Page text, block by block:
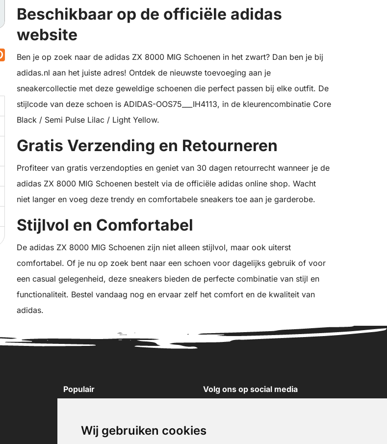
Wij gebruiken cookies
Beschikbaar op de officiële adidas
website
Ben je op zoek naar de adidas ZX 8000 MIG Schoenen in het zwart? Dan ben je bij
adidas.nl aan het juiste adres! Ontdek de nieuwste toevoeging aan je
sneakercollectie met deze geweldige schoenen die perfect passen bij elke outfit. De
stijlcode van deze schoen is ADIDAS-OOS75___IH4113, in de kleurencombinatie Core
Black / Semi Pulse Lilac / Light Yellow.
Gratis Verzending en Retourneren
Profiteer van gratis verzendopties en geniet van 30 dagen retourrecht wanneer je de
adidas ZX 8000 MIG Schoenen bestelt via de officiële adidas online shop. Wacht
niet langer en voeg deze trendy en comfortabele sneakers toe aan je garderobe.
Stijlvol en Comfortabel
De adidas ZX 8000 MIG Schoenen zijn niet alleen stijlvol, maar ook uiterst
comfortabel. Of je nu op zoek bent naar een schoen voor dagelijks gebruik of voor
een casual gelegenheid, deze sneakers bieden de perfecte combinatie van stijl en
functionaliteit. Bestel vandaag nog en ervaar zelf het comfort en de kwaliteit van
adidas.
Populair
New Balance sneakers
Volg ons op social media